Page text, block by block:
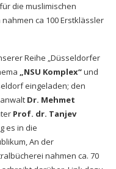
die muslimischen
ca 100 Erstklässler
Reihe „Düsseldorfer
„NSU Komplex“und
eingeladen; den
Dr. Mehmet
Prof. dr. Tanjev
es in die
An der
nahmen ca. 70